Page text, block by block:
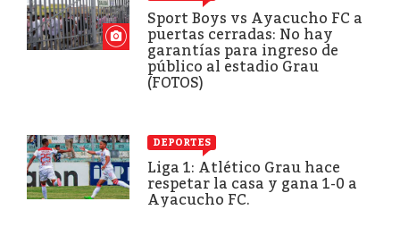
Sport Boys vs Ayacucho FC a
puertas cerradas: No hay
garantías para ingreso de
público al estadio Grau
(FOTOS)
DEPORTES
Liga 1: Atlético Grau hace
respetar la casa y gana 1-0 a
Ayacucho FC.